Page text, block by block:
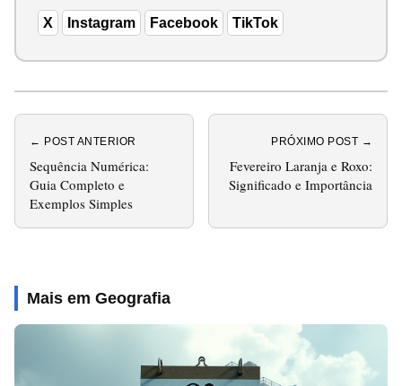
X Instagram Facebook TikTok
← POST ANTERIOR
Sequência Numérica:
Guia Completo e
Exemplos Simples
PRÓXIMO POST →
Fevereiro Laranja e Roxo:
Significado e Importância
Mais em Geografia